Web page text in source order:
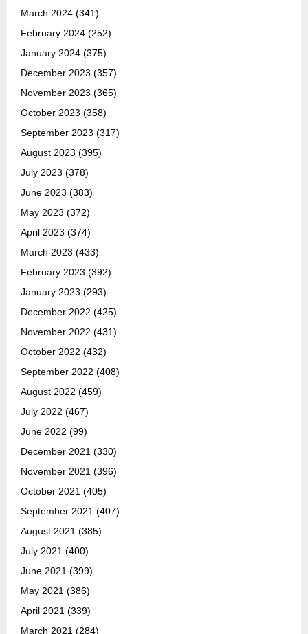
March 2024 (341)
February 2024 (252)
January 2024 (375)
December 2023 (357)
November 2023 (365)
October 2023 (358)
September 2023 (317)
August 2023 (395)
July 2023 (378)
June 2023 (383)
May 2023 (372)
April 2023 (374)
March 2023 (433)
February 2023 (392)
January 2023 (293)
December 2022 (425)
November 2022 (431)
October 2022 (432)
September 2022 (408)
August 2022 (459)
July 2022 (467)
June 2022 (99)
December 2021 (330)
November 2021 (396)
October 2021 (405)
September 2021 (407)
August 2021 (385)
July 2021 (400)
June 2021 (399)
May 2021 (386)
April 2021 (339)
March 2021 (284)